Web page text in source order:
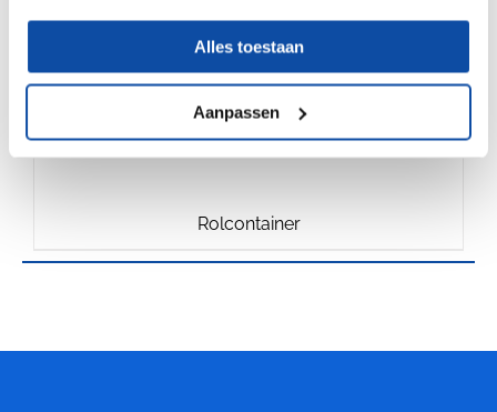
Alles toestaan
Aanpassen
Rolcontainer